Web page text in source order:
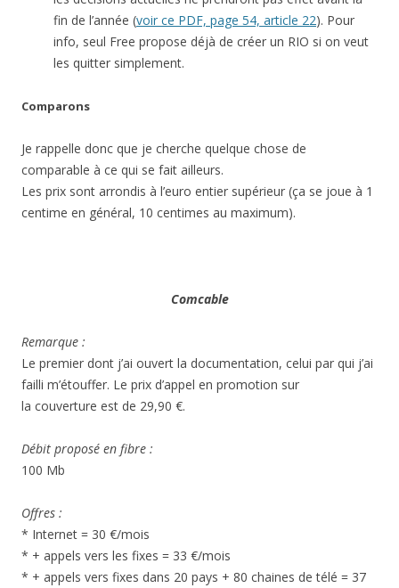
fin de l’année (voir ce PDF, page 54, article 22). Pour
info, seul Free propose déjà de créer un RIO si on veut
les quitter simplement.
Comparons
Je rappelle donc que je cherche quelque chose de
comparable à ce qui se fait ailleurs.
Les prix sont arrondis à l’euro entier supérieur (ça se joue à 1
centime en général, 10 centimes au maximum).
Comcable
Remarque :
Le premier dont j’ai ouvert la documentation, celui par qui j’ai
failli m’étouffer. Le prix d’appel en promotion sur
la couverture est de 29,90 €.
Débit proposé en fibre :
100 Mb
Offres :
* Internet = 30 €/mois
* + appels vers les fixes = 33 €/mois
* + appels vers fixes dans 20 pays + 80 chaines de télé = 37